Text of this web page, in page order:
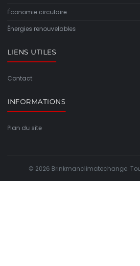
Économie circulaire
Énergies renouvelables
LIENS UTILES
Contact
INFORMATIONS
Plan du site
© 2026 Brinkmanclimatechange.